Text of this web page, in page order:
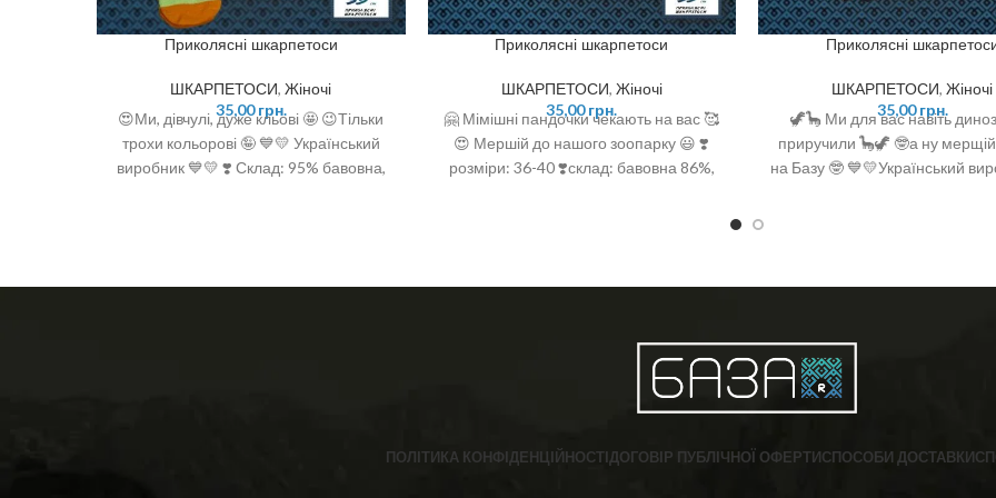
Приколясні шкарпетоси
ШКАРПЕТОСИ,Жіночі
35,00грн.
😍Ми, дівчулі, дуже кльові 🤩 😉Тільки
трохи кольорові 🤪 💙💛 Український
виробник 💙💛 ❣️ Склад: 95% бавовна,
Приколясні шкарпетоси
ШКАРПЕТОСИ, Жіночі
35,00грн.
🤗 Мімішні пандочки чекають на вас 🥰
😍 Мершій до нашого зоопарку 😃 ❣️
розміри: 36-40 ❣️склад: бавовна 86%,
Приколясні
ШКАРПЕТОСИ,Жіночі
35,00грн.
🦖🦕 Ми для вас навіть
приручили 🦕🦖 🤓а ну
на Базу 🤓 💙💛Український
ПОЛІТИКА КОНФІДЕНЦІЙНОСТІДОГОВІР ПУБЛІЧНОЇ ОФЕРТИСПОСОБИ ДОСТАВКИ